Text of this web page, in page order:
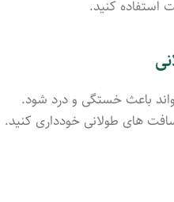
کنید.
باعث خستگی و درد شود.
‌های طولانی خودداری کنید.